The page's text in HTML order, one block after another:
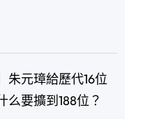
朱元璋給歷代16位
么要擴到188位？